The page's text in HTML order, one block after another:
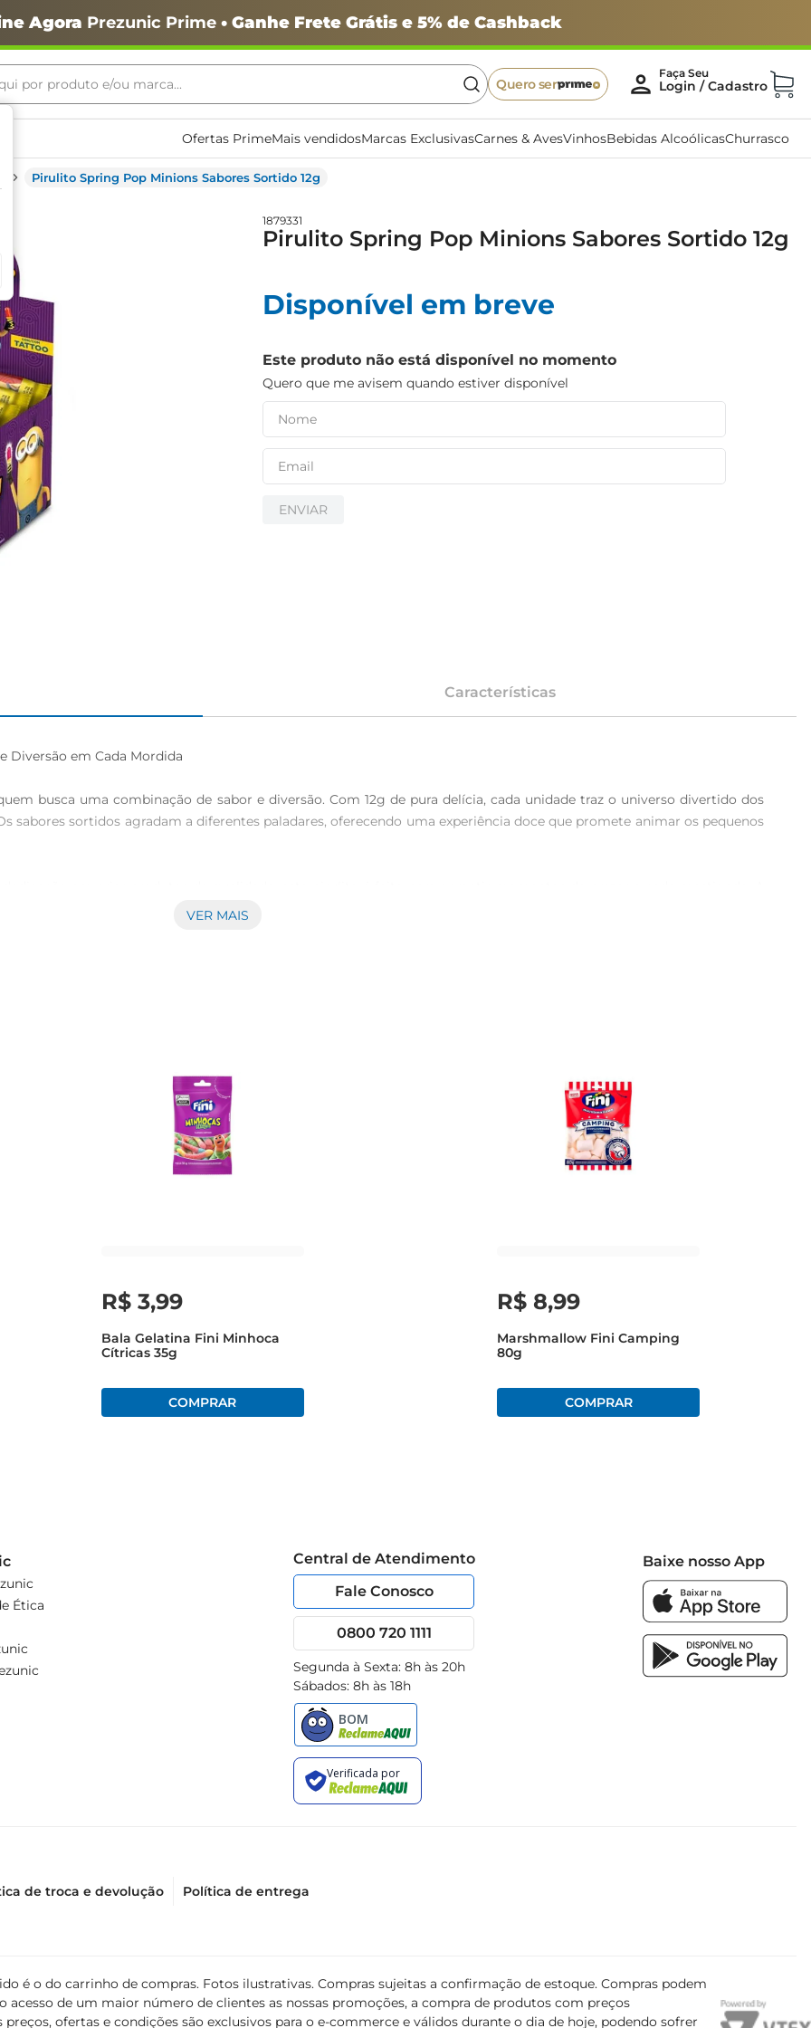
Agora Prezunic Prime• Ganhe Frete Grátis e 5% de Cashback
por produto e/ou marca...
Quero ser
Ofertas PrimeMais vendidosMarcas ExclusivasCarnes & AvesVinhosBebidas AlcoólicasChurrasco
Pirulito Spring Pop Minions Sabores Sortido 12g
1879331
Pirulito Spring Pop Minions Sabores Sortido 12g
Disponível em breve
Este produto não está disponível no momento
Quero que me avisem quando estiver disponível
ENVIAR
Características
Diversão em Cada Mordida
busca uma combinação de sabor e diversão. Com 12g de pura delícia, cada unidade traz o universo divertido dos
sabores sortidos agradam a diferentes paladares, oferecendo uma experiência doce que promete animar os pequenos
ser uma opção que pode ser levada a qualquer lugar, seja na escola, em festas ou em passeios.
o Pirulito Spring Pop Minions é uma forma encantadora de transmitir carinho. Sua praticidade e apelo visual
agradáveis a quem o recebe.
VER MAIS
R$ 3,99
Bala Gelatina Fini Minhoca
Cítricas 35g
R$ 8,99
Marshmallow Fini Camping
80g
Ética
Central de Atendimento
Fale Conosco
0800 720 1111
Segunda à Sexta: 8h às 20h
Sábados: 8h às 18h
Baixe nosso App
de troca e devolução Política de entrega
é o do carrinho de compras. Fotos ilustrativas. Compras sujeitas a confirmação de estoque. Compras podem
acesso de um maior número de clientes as nossas promoções, a compra de produtos com preços
ofertas e condições são exclusivos para o e-commerce e válidos durante o dia de hoje, podendo sofrer
buscados